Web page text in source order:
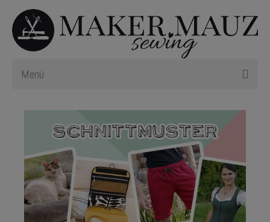
Menü
Plotterdateien
Newsletter
Nählexikon